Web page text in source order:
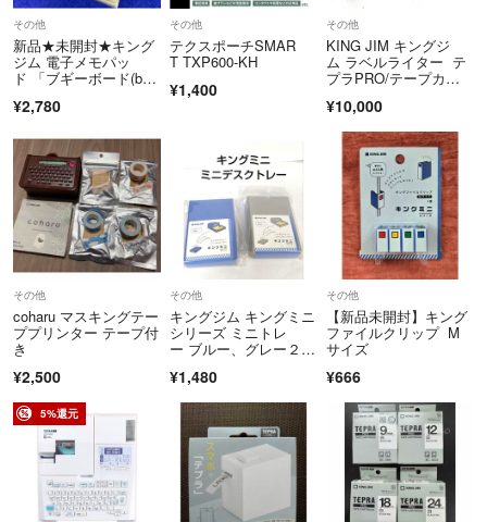
⚠️お届け先住所の間違いなど ご購入者様都合で発送商品が戻ってきた
場合の再送は致しませんのでご了承お願い致します(*≧∀≦*)
簡易包装の発送になりますが
丁寧に梱包したいと思います。
♫トラブル回避のためご不明な点がございましたら
コメントで確認していただき
納得の上ご購入頂けたらと思います。
♫コメント途中でも先にご購入していただきまし た方を優先させて
いただきます。
♫専用ページは2日程お待ちしてお取引頂けない場合は専用取り消しさ
せていただきます。m(__)m
♫植物は仕事の都合で基本日曜日発送になります。
♫普通郵便は補償追跡がありません
発送後のキャンセル.返金.再送不可になります。
ご理解お願いします。
ご購入前にお届け先住所の確認宜しくお願い致します。
その他
新品★未開封★キング
ジム 電子メモパッ
ド 「ブギーボード(boo
X (黒) ブラック
¥2,780
その他
テクスポーチSMAR
T TXP600-KH
¥1,400
その他
KING JIM キングジ
ム ラベルライター テ
プラPRO/テープカー
タ/セット SR-GL1 ピ
02233312
¥10,000
その他
coharu マスキングテー
ププリンター テープ付
き
¥2,500
その他
キングジム キングミニ
シリーズ ミニトレ
ー ブルー、グレー２点
¥1,480
その他
【新品未開封】キング
ファイルクリップ M
サイズ
¥666
5%還元